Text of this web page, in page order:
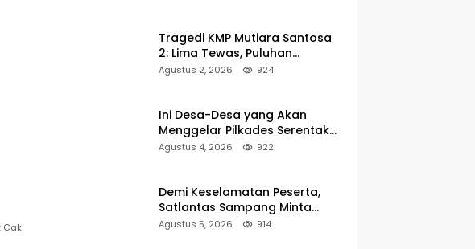
Cak
Tragedi KMP Mutiara Santosa
2: Lima Tewas, Puluhan
Penumpang Masih Dalam
Agustus 2, 2026 924
Ini Desa-Desa yang Akan
Menggelar Pilkades Serentak
2027 di Kabupaten Sumenep
Agustus 4, 2026 922
Demi Keselamatan Peserta,
Satlantas Sampang Minta
Latihan Gerak Jalan Pindah ke
Agustus 5, 2026 914